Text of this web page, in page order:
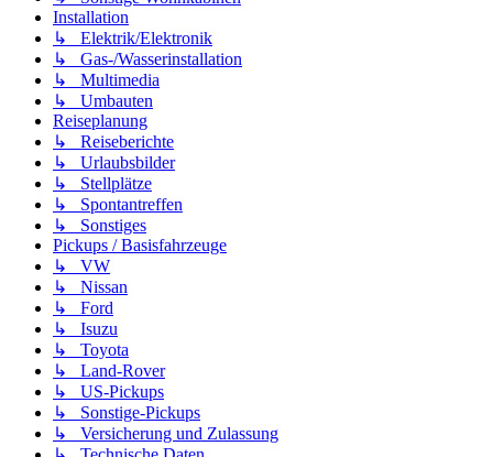
Installation
↳ Elektrik/Elektronik
↳ Gas-/Wasserinstallation
↳ Multimedia
↳ Umbauten
Reiseplanung
↳ Reiseberichte
↳ Urlaubsbilder
↳ Stellplätze
↳ Spontantreffen
↳ Sonstiges
Pickups / Basisfahrzeuge
↳ VW
↳ Nissan
↳ Ford
↳ Isuzu
↳ Toyota
↳ Land-Rover
↳ US-Pickups
↳ Sonstige-Pickups
↳ Versicherung und Zulassung